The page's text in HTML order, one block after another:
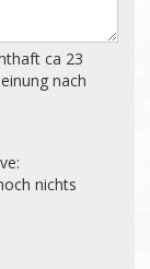
ca 23
nach
nichts